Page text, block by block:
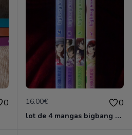
0 16.00€ 0
lot de 4 mangas bigbang venus